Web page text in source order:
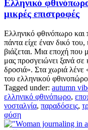
Ελληνικό
μικρές επιστροφές
Ελληνικό φθινόπωρο
πάντα είχε έναν δικό
βιάζεται. Μια εποχή που
μας προσγειώνει ξανά σε
δροσιά». Στα χωριά λένε
του ελληνικού
Tagged under: autumn
ελληνικό φθινόπωρο,
νοσταλγία, παραδόσεις,
φύση